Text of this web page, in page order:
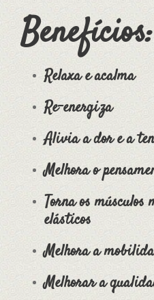
Benefícios:
Relaxa e acalma
Re-energiza
Alivia a dor e a
Melhora o
Torna os
elásticos
Melhora a
Melhorar a